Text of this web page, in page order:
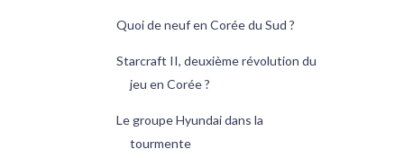
Quoi de neuf en Corée du Sud ?
Starcraft II, deuxième révolution du
jeu en Corée ?
Le groupe Hyundai dans la
tourmente